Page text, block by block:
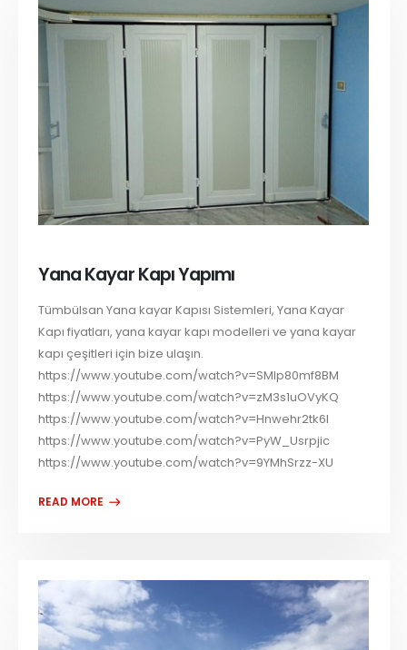
Yana Kayar Kapı Yapımı
Tümbülsan Yana kayar Kapısı Sistemleri, Yana Kayar
Kapı fiyatları, yana kayar kapı modelleri ve yana kayar
kapı çeşitleri için bize ulaşın.
https://www.youtube.com/watch?v=SMIp80mf8BM
https://www.youtube.com/watch?v=zM3s1uOVyKQ
https://www.youtube.com/watch?v=Hnwehr2tk6I
https://www.youtube.com/watch?v=PyW_Usrpjic
https://www.youtube.com/watch?v=9YMhSrzz-XU